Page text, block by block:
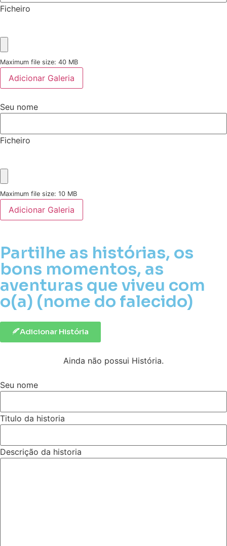
Ficheiro
Maximum file size: 40 MB
Adicionar Galeria
Seu nome
Ficheiro
Maximum file size: 10 MB
Adicionar Galeria
Partilhe as histórias, os
bons momentos, as
aventuras que viveu com
o(a) (nome do falecido)
Adicionar História
Ainda não possui História.
Seu nome
Titulo da historia
Descrição da historia